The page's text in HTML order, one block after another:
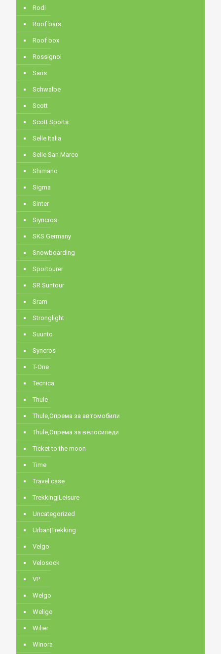
Rodi
Roof bars
Roof box
Rossignol
Saris
Schwalbe
Scott
Scott Sports
Selle Italia
Selle San Marco
Shimano
Sigma
Sinter
Siyncros
SKS Germany
Snowboarding
Sportourer
SR Suntour
Sram
Stronglight
Suunto
Syncros
T-One
Tecnica
Thule
Thule,Опрема за автомобили
Thule,Опрема за велосипеди
Ticket to the moon
Time
Travel case
Trekking|Leisure
Uncategorized
Urban|Trekking
Velgo
Velosock
VP
Welgo
Wellgo
Wilier
Winora